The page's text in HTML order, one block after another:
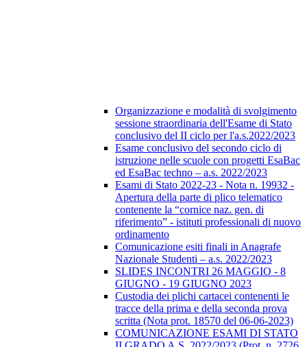
Organizzazione e modalità di svolgimento
sessione straordinaria dell'Esame di Stato
conclusivo del II ciclo per l'a.s.2022/2023
Esame conclusivo del secondo ciclo di
istruzione nelle scuole con progetti EsaBac
ed EsaBac techno – a.s. 2022/2023
Esami di Stato 2022-23 - Nota n. 19932 -
Apertura della parte di plico telematico
contenente la “cornice naz. gen. di
riferimento” - istituti professionali di nuovo
ordinamento
Comunicazione esiti finali in Anagrafe
Nazionale Studenti – a.s. 2022/2023
SLIDES INCONTRI 26 MAGGIO - 8
GIUGNO - 19 GIUGNO 2023
Custodia dei plichi cartacei contenenti le
tracce della prima e della seconda prova
scritta (Nota prot. 18570 del 06-06-2023)
COMUNICAZIONE ESAMI DI STATO